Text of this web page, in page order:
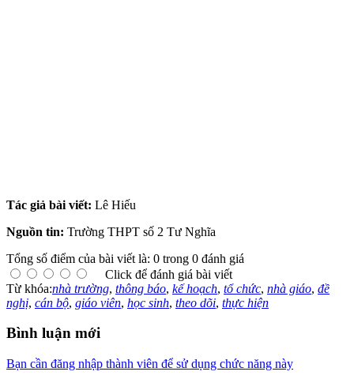
Tác giả bài viết: Lê Hiếu
Nguồn tin: Trường THPT số 2 Tư Nghĩa
Tổng số điểm của bài viết là: 0 trong 0 đánh giá
Click để đánh giá bài viết
Từ khóa:nhà trường, thông báo, kế hoạch, tổ chức, nhà giáo, đề
nghị, cán bộ, giáo viên, học sinh, theo dõi, thực hiện
Bình luận mới
Bạn cần đăng nhập thành viên để sử dụng chức năng này